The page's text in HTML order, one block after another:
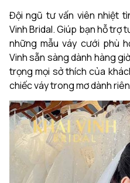
Đội ngũ tư vấn viên nhiệt
Vinh Bridal. Giúp bạn hỗ trợ
những mẫu váy cưới phù
Vinh sẵn sàng dành hàng
trọng mọi sở thích của
chiếc váy trong mơ dành